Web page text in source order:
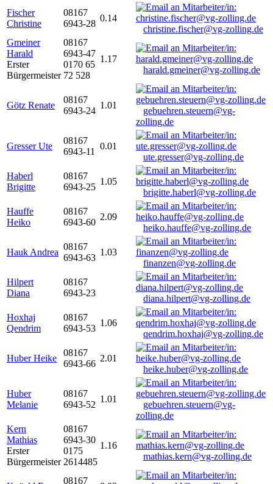
Fischer
Christine
08167
6943-28
0.14
christine.fischer@vg-zolling.de
Gmeiner
Harald
Erster
Bürgermeister
08167
6943-47
0170 65
72 528
1.17
harald.gmeiner@vg-zolling.de
Götz Renate
08167
6943-24
1.01
gebuehren.steuern@vg-
zolling.de
Gresser Ute
08167
6943-11
0.01
ute.gresser@vg-zolling.de
Haberl
Brigitte
08167
6943-25
1.05
brigitte.haberl@vg-zolling.de
Hauffe
Heiko
08167
6943-60
2.09
heiko.hauffe@vg-zolling.de
Hauk Andrea
08167
6943-63
1.03
finanzen@vg-zolling.de
Hilpert
Diana
08167
6943-23
diana.hilpert@vg-zolling.de
Hoxhaj
Qendrim
08167
6943-53
1.06
qendrim.hoxhaj@vg-zolling.de
Huber Heike
08167
6943-66
2.01
heike.huber@vg-zolling.de
Huber
Melanie
08167
6943-52
1.01
gebuehren.steuern@vg-
zolling.de
Kern
Mathias
Erster
Bürgermeister
08167
6943-30
0175
2614485
1.16
mathias.kern@vg-zolling.de
08167